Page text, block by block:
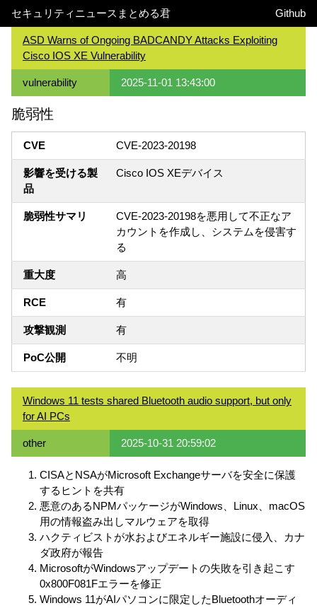
セキュリティニュースまとめる君 Github
ASD Warns of Ongoing BADCANDY Attacks Exploiting
Cisco IOS XE Vulnerability
vulnerability 2025-11-01 13:43:00
脆弱性
CVE CVE-2023-20198
影響を受ける製
品
Cisco IOS XEデバイス
脆弱性サマリ
CVE-2023-20198を悪用して不正なア
カウントを作成し、システムを侵害す
る
重大度 高
RCE 有
攻撃観測 有
PoC公開 不明
Windows 11 tests shared Bluetooth audio support, but only
for AI PCs
other 2025-10-31 20:59:02
CISAとNSAがMicrosoft Exchangeサーバを安全に保護
するヒントを共有
悪意のあるNPMパッケージがWindows、Linux、macOS
用の情報盗み出しマルウェアを取得
ハクティビストが水およびエネルギー施設に侵入、カナ
ダ政府が報告
MicrosoftがWindowsアップデートの失敗を引き起こす
0x800F081Fエラーを修正
Windows 11がAIパソコンに限定したBluetoothオーディ